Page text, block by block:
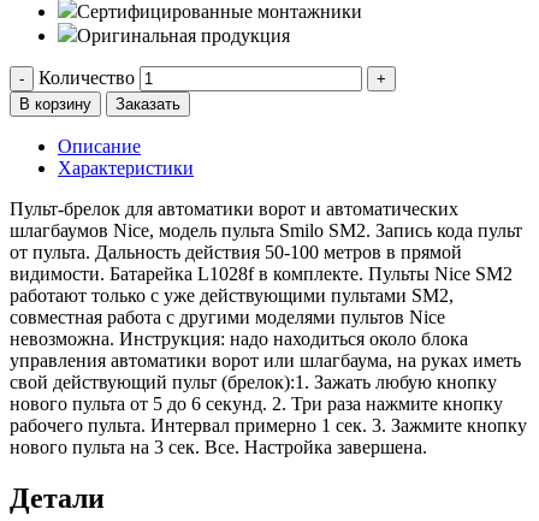
Сертифицированные монтажники
Оригинальная продукция
- Количество
+
В корзину
Заказать
Описание
Характеристики
Пульт-брелок для автоматики ворот и автоматических
шлагбаумов Nice, модель пульта Smilo SM2. Запись кода пульт
от пульта. Дальность действия 50-100 метров в прямой
видимости. Батарейка L1028f в комплекте. Пульты Nice SM2
работают только с уже действующими пультами SM2,
совместная работа с другими моделями пультов Nice
невозможна. Инструкция: надо находиться около блока
управления автоматики ворот или шлагбаума, на руках иметь
свой действующий пульт (брелок):1. Зажать любую кнопку
нового пульта от 5 до 6 секунд. 2. Три раза нажмите кнопку
рабочего пульта. Интервал примерно 1 сек. 3. Зажмите кнопку
нового пульта на 3 сек. Все. Настройка завершена.
Детали